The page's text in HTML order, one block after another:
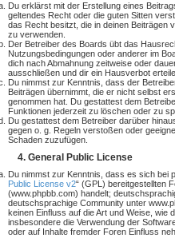
Du erklärst mit der Erstellung eines
geltendes Recht oder die guten Sitten
das Recht besitzt, die in deinen Beiträgen
zu verwenden.
Der Betreiber des Boards übt das
Nutzungsbedingungen oder anderer im
dich nach Abmahnung zeitweise oder
ausschließen und dir ein Hausverbot
Du nimmst zur Kenntnis, dass der
Beiträgen übernimmt, die er nicht selbst
genommen hat. Du gestattest dem
Funktionen jederzeit zu löschen oder zu
Du gestattest dem Betreiber darüber
gegen o. g. Regeln verstoßen oder
Schaden zuzufügen.
4. General Public License
Du nimmst zur Kenntnis, dass es sich bei
Public License v2“ (GPL) bereitgestellten
(www.phpbb.com) handelt;
deutschsprachige Community unter
keinen Einfluss auf die Art und Weise, wie
insbesondere die Verwendung der
oder auf Inhalte fremder Foren Einfluss